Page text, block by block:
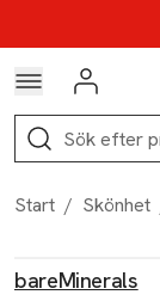
Hoppa till
Logga in
Sök
Start / Skönhet
bareMinerals